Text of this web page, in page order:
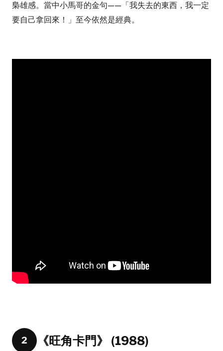
梟雄感。當中小馬哥的金句——「我失去的東西，我一定
要自己拿回來！」至今依然是經典。
2 《旺角卡門》 (1988)